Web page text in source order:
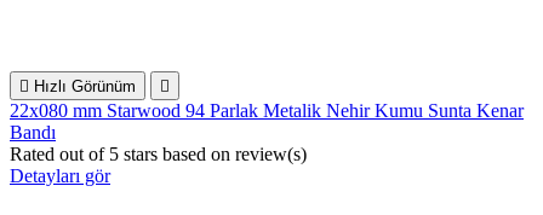
 Hızlı Görünüm 
22x080 mm Starwood 94 Parlak Metalik Nehir Kumu Sunta Kenar
Bandı
Rated out of 5 stars based on review(s)
Detayları gör